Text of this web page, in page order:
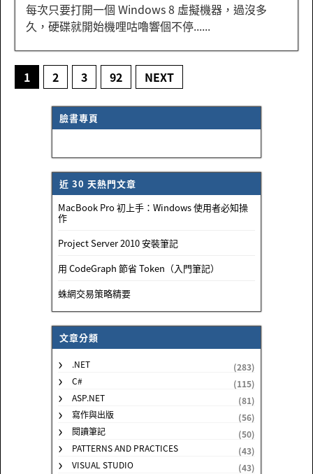
每次只要打開一個 Windows 8 虛擬機器，過沒多
久，硬碟就開始機哩咕嚕響個不停......
1 2 3 92 NEXT
臉書專頁
近 30 天熱門文章
MacBook Pro 初上手：Windows 使用者必知操
作
Project Server 2010 安裝筆記
用 CodeGraph 節省 Token（入門筆記）
蛛網交易策略精要
文章分類
.NET
(283)
C#
(115)
ASP.NET
(81)
寫作與出版
(56)
閱讀筆記
(50)
PATTERNS AND PRACTICES
(43)
VISUAL STUDIO
(43)